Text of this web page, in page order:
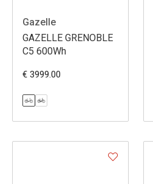
Gazelle
GAZELLE GRENOBLE
C5 600Wh
€ 3999.00